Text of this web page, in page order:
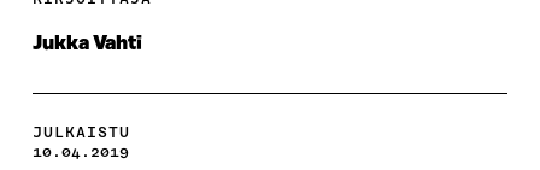
Jukka Vahti
JULKAISTU
10.04.2019